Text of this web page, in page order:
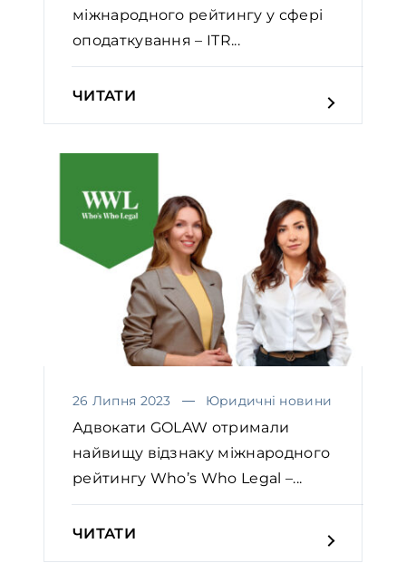
міжнародного рейтингу у сфері
оподаткування – ITR...
ЧИТАТИ
26 Липня 2023 Юридичні новини
Адвокати GOLAW отримали
найвищу відзнаку міжнародного
рейтингу Who’s Who Legal –...
ЧИТАТИ